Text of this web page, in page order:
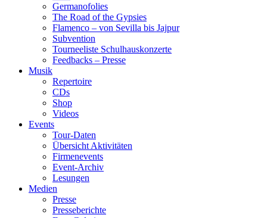
Germanofolies
The Road of the Gypsies
Flamenco – von Sevilla bis Jajpur
Subvention
Tourneeliste Schulhauskonzerte
Feedbacks – Presse
Musik
Repertoire
CDs
Shop
Videos
Events
Tour-Daten
Übersicht Aktivitäten
Firmenevents
Event-Archiv
Lesungen
Medien
Presse
Presseberichte